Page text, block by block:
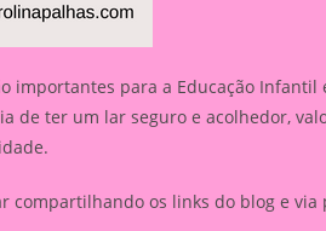
importantes para a Educação Infantil
de ter um lar seguro e acolhedor,
compartilhando os links do blog e